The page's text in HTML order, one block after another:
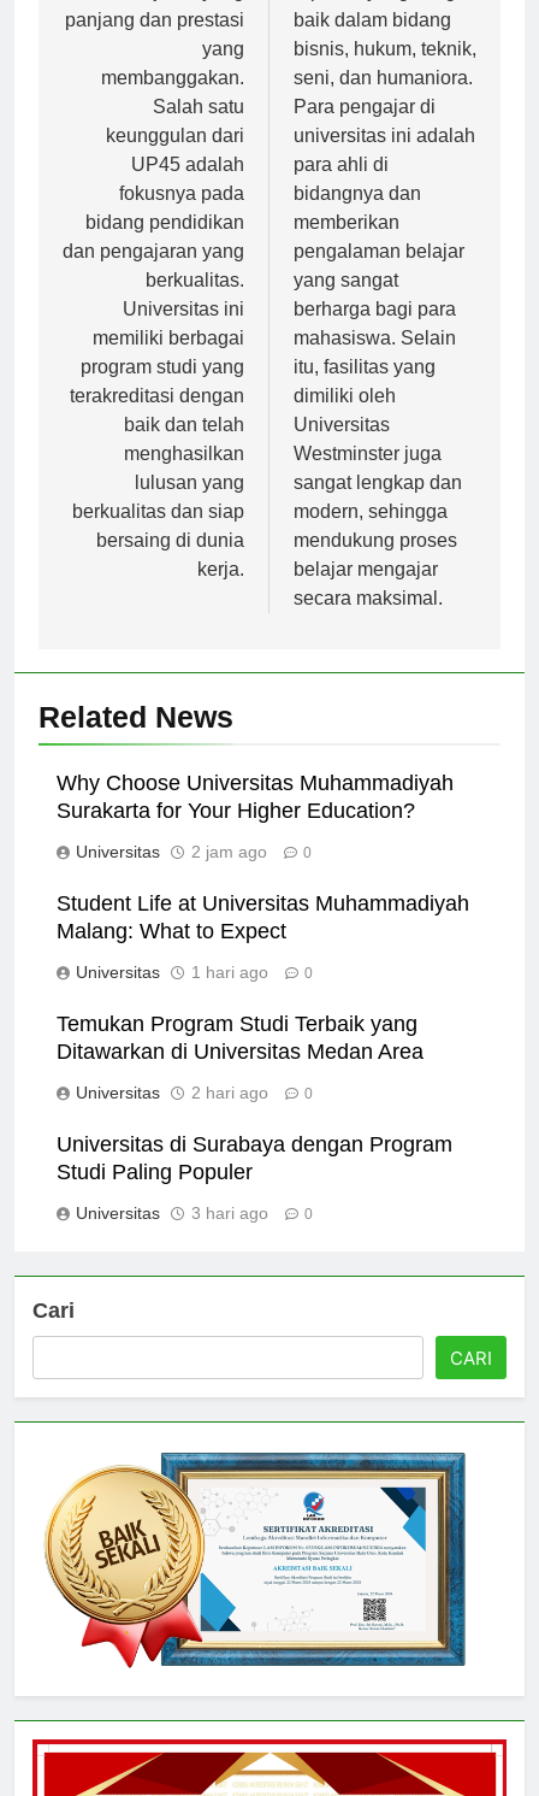
sejarah yang
panjang dan prestasi
yang
membanggakan.
Salah satu
keunggulan dari
UP45 adalah
fokusnya pada
bidang pendidikan
dan pengajaran yang
berkualitas.
Universitas ini
memiliki berbagai
program studi yang
terakreditasi dengan
baik dan telah
menghasilkan
lulusan yang
berkualitas dan siap
bersaing di dunia
reputasi yang sangat
baik dalam bidang
bisnis, hukum, teknik,
seni, dan humaniora.
Para pengajar di
universitas ini adalah
para ahli di
bidangnya dan
memberikan
pengalaman belajar
yang sangat
berharga bagi para
mahasiswa. Selain
itu, fasilitas yang
dimiliki oleh
Universitas
Westminster juga
sangat lengkap dan
modern, sehingga
mendukung proses
belajar mengajar
Related News
Why Choose Universitas Muhammadiyah
Student Life at Universitas Muhammadiyah
Temukan Program Studi Terbaik yang
Universitas di Surabaya dengan Program
Cari
CARI